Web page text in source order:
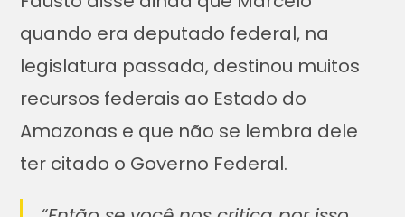
quando era deputado federal, na
legislatura passada, destinou muitos
recursos federais ao Estado do
Amazonas e que não se lembra dele
ter citado o Governo Federal.